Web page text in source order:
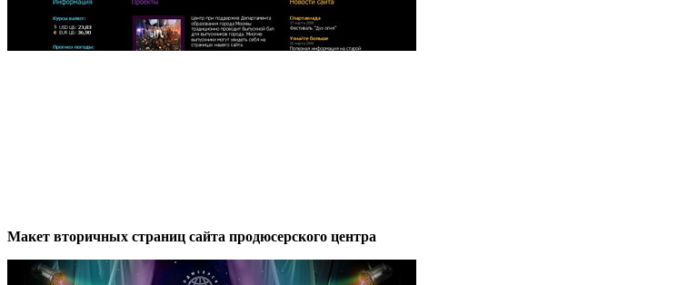
Макет вторичных страниц сайта продюсерского центра